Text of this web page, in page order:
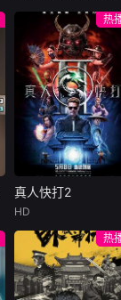
“不务正业”迈出牧
场，追查牧羊人“躺
平
佐伊·索尔达娜
西格妮·韦弗
影片聚焦杰克·萨利
与奈蒂莉一家的命
运起伏，在前作的
情感余波之上，深
刻描绘一个家族在
战火中如何成长、
并共同守护血脉相
连的情感纽带的历
程，从而将故事推
维度。此外，潘多
拉的全新领域也即
将揭晓
热
真人快打2
阿德莱恩·鲁道夫
杰西卡·麦克娜美
过气好莱坞演
真人快打2
HD
热